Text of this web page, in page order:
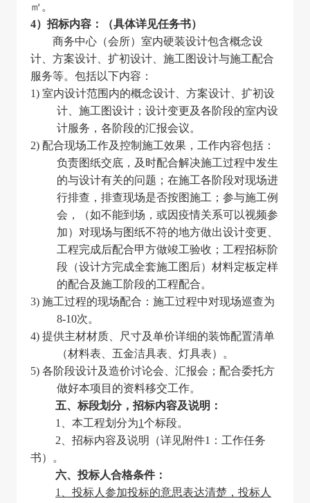
㎡。
4）招标内容：（具体详见任务书）
商务中心（会所）室内硬装设计包含概念设
计、方案设计、扩初设计、施工图设计与施工配合
服务等。包括以下内容：
1)室内设计范围内的概念设计、方案设计、扩初设
计、施工图设计；设计变更及各阶段的室内设
计服务，各阶段的汇报会议。
2) 配合现场工作及控制施工效果，工作内容包括：
负责图纸交底，及时配合解决施工过程中发生
的与设计有关的问题；在施工各阶段对现场进
行排查，排查现场是否按图施工；参与施工例
会，（如不能到场，或因疫情关系可以视频参
加）对现场与图纸不符的地方做出设计变更、
工程完成后配合甲方做竣工验收；工程招标阶
段（设计方完成全套施工图后）材料定板定样
的配合及施工阶段的工程配合。
3)施工过程的现场配合：施工过程中对现场巡查为
8-10次。
4)提供主材材质、尺寸及单价详细的装饰配置清单
（材料表、五金洁具表、灯具表）。
5)各阶段设计及造价讨论会、汇报会；配合委托方
做好本项目的资料移交工作。
五、标段划分，招标内容及说明：
1
、本工程划分为1个标段。
2 、招标内容及说明（详见附件1：工作任务
书）。
六、投标人合格条件：
1
、投标人参加投标的意思表达清楚，投标人